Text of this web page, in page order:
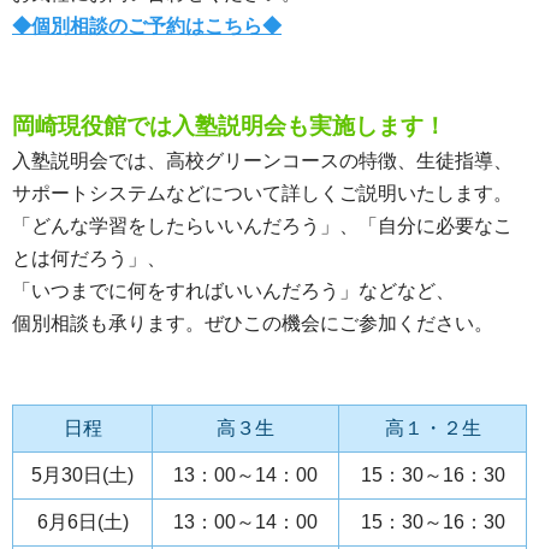
◆個別相談のご予約はこちら◆
岡崎現役館では入塾説明会も実施します！
入塾説明会では、高校グリーンコースの特徴、生徒指導、
サポートシステムなどについて詳しくご説明いたします。
「どんな学習をしたらいいんだろう」、「自分に必要なこ
とは何だろう」、
「いつまでに何をすればいいんだろう」などなど、
個別相談も承ります。ぜひこの機会にご参加ください。
日程 高３生 高１・２生
5月30日(土) 13：00～14：00 15：30～16：30
6月6日(土) 13：00～14：00 15：30～16：30